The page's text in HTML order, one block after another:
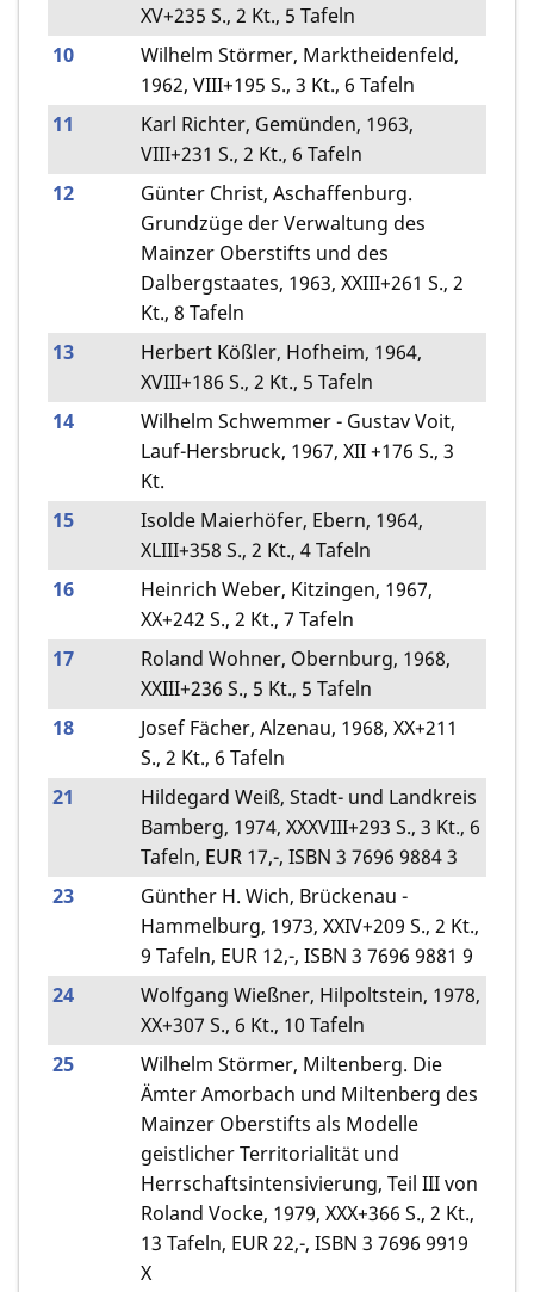
XV+235 S., 2 Kt., 5 Tafeln
10
Wilhelm Störmer, Marktheidenfeld,
1962, VIII+195 S., 3 Kt., 6 Tafeln
11
Karl Richter, Gemünden, 1963,
VIII+231 S., 2 Kt., 6 Tafeln
12
Günter Christ, Aschaffenburg.
Grundzüge der Verwaltung des
Mainzer Oberstifts und des
Dalbergstaates, 1963, XXIII+261 S., 2
Kt., 8 Tafeln
13
Herbert Kößler, Hofheim, 1964,
XVIII+186 S., 2 Kt., 5 Tafeln
14
Wilhelm Schwemmer - Gustav Voit,
Lauf-Hersbruck, 1967, XII +176 S., 3
Kt.
15
Isolde Maierhöfer, Ebern, 1964,
XLIII+358 S., 2 Kt., 4 Tafeln
16
Heinrich Weber, Kitzingen, 1967,
XX+242 S., 2 Kt., 7 Tafeln
17
Roland Wohner, Obernburg, 1968,
XXIII+236 S., 5 Kt., 5 Tafeln
18
Josef Fächer, Alzenau, 1968, XX+211
S., 2 Kt., 6 Tafeln
21
Hildegard Weiß, Stadt- und Landkreis
Bamberg, 1974, XXXVIII+293 S., 3 Kt., 6
Tafeln, EUR 17,-, ISBN 3 7696 9884 3
23
Günther H. Wich, Brückenau -
Hammelburg, 1973, XXIV+209 S., 2 Kt.,
9 Tafeln, EUR 12,-, ISBN 3 7696 9881 9
24
Wolfgang Wießner, Hilpoltstein, 1978,
XX+307 S., 6 Kt., 10 Tafeln
25
Wilhelm Störmer, Miltenberg. Die
Ämter Amorbach und Miltenberg des
Mainzer Oberstifts als Modelle
geistlicher Territorialität und
Herrschaftsintensivierung, Teil III von
Roland Vocke, 1979, XXX+366 S., 2 Kt.,
13 Tafeln, EUR 22,-, ISBN 3 7696 9919
X